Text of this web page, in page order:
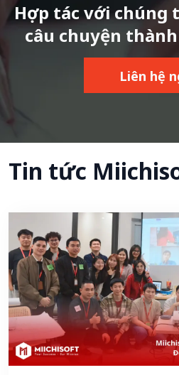
Hợp tác với chúng
câu chuyện
Liên hệ
Tin tức